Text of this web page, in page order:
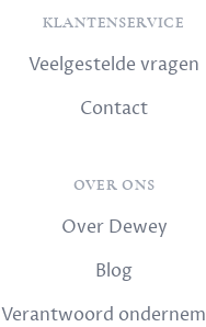
KLANTENSERVICE
Veelgestelde vragen
Contact
OVER ONS
Over Dewey
Blog
Verantwoord